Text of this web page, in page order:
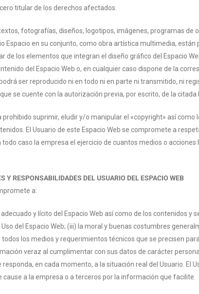
titular de los derechos afectados.
fotografías, diseños, logotipos, imágenes, programas de
Espacio en su conjunto, como obra artística multimedia,
de los elementos que integran el diseño gráfico del Espacio
del Espacio Web o, en cualquier caso dispone de la
ser reproducido ni en todo ni en parte ni transmitido, ni
se cuente con la autorización previa, por escrito, de la citada
suprimir, eludir y/o manipular el «copyright» así
El Usuario de este Espacio Web se compromete a
caso la empresa el ejercicio de cuantos medios o
Y RESPONSABILIDADES DEL USUARIO DEL ESPACIO WEB
a:
adecuado y lícito del Espacio Web así como de los contenidos
del Espacio Web; (iii) la moral y buenas costumbres
todos los medios y requerimientos técnicos que se precisen
veraz al cumplimentar con sus datos de carácter
en cada momento, a la situación real del Usuario. El
cause a la empresa o a terceros por la información que facilite.